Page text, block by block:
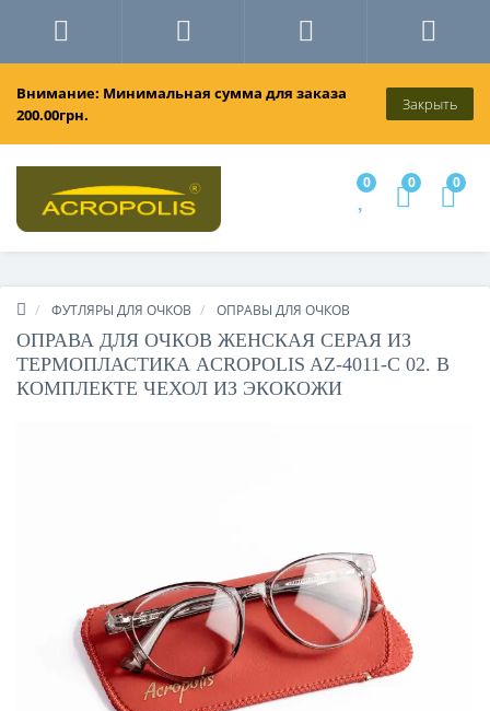
Внимание: Минимальная сумма для заказа
200.00грн.
Закрыть
0 0 0
ФУТЛЯРЫ ДЛЯ ОЧКОВ ОПРАВЫ ДЛЯ ОЧКОВ
ОПРАВА ДЛЯ ОЧКОВ ЖЕНСКАЯ СЕРАЯ ИЗ
ТЕРМОПЛАСТИКА ACROPOLIS AZ-4011-C 02. В
КОМПЛЕКТЕ ЧЕХОЛ ИЗ ЭКОКОЖИ